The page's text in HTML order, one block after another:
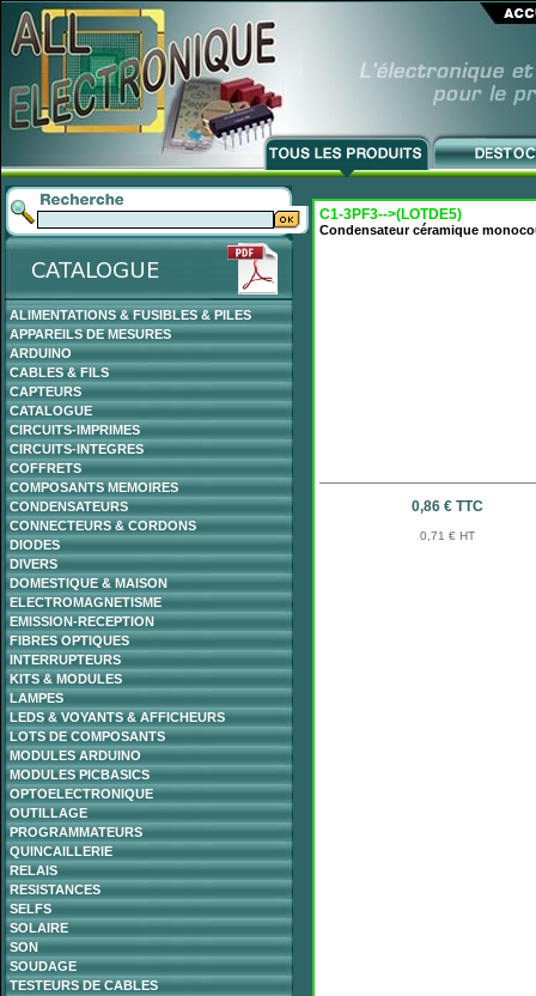
ALIMENTATIONS & FUSIBLES & PILES
APPAREILS DE MESURES
ARDUINO
CABLES & FILS
CAPTEURS
CATALOGUE
CIRCUITS-IMPRIMES
CIRCUITS-INTEGRES
COFFRETS
COMPOSANTS MEMOIRES
CONDENSATEURS
CONNECTEURS & CORDONS
DIODES
DIVERS
DOMESTIQUE & MAISON
ELECTROMAGNETISME
EMISSION-RECEPTION
FIBRES OPTIQUES
INTERRUPTEURS
KITS & MODULES
LAMPES
LEDS & VOYANTS & AFFICHEURS
LOTS DE COMPOSANTS
MODULES ARDUINO
MODULES PICBASICS
OPTOELECTRONIQUE
OUTILLAGE
PROGRAMMATEURS
QUINCAILLERIE
RELAIS
RESISTANCES
SELFS
SOLAIRE
SON
SOUDAGE
TESTEURS DE CABLES
C1-3PF3-->(LOTDE5)
Condensateur céramique
0,86 € TTC
0,71 € HT